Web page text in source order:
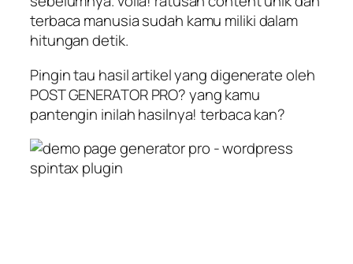
terbaca manusia sudah kamu miliki dalam
hitungan detik.
Pingin tau hasil artikel yang digenerate oleh
POST GENERATOR PRO? yang kamu
pantengin inilah hasilnya! terbaca kan?